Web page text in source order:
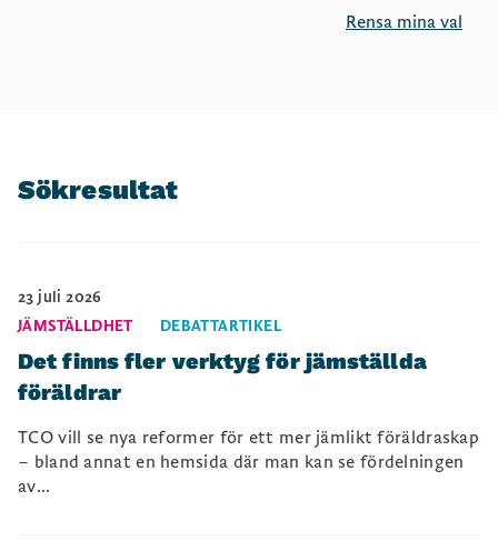
Rensa mina val
Sökresultat
23 juli 2026
JÄMSTÄLLDHET
DEBATTARTIKEL
Det finns fler verktyg för jämställda
föräldrar
TCO vill se nya reformer för ett mer jämlikt föräldraskap
– bland annat en hemsida där man kan se fördelningen
av...